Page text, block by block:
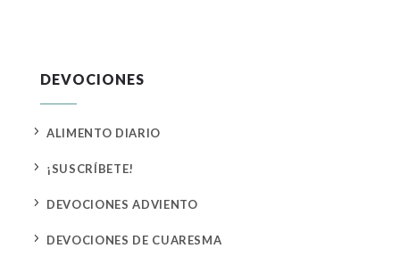
DEVOCIONES
5 ALIMENTO DIARIO
5 ¡SUSCRÍBETE!
5 DEVOCIONES ADVIENTO
5 DEVOCIONES DE CUARESMA